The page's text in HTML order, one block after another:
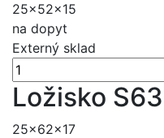
25x52x15
na dopyt
Externý sklad
Ložisko
25x62x17